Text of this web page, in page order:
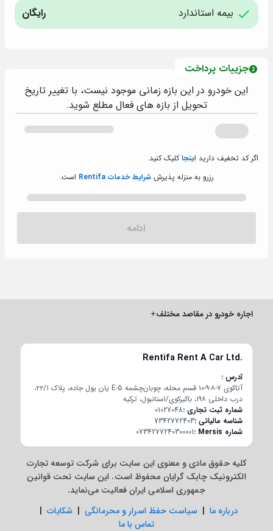
بیمه استاندارد رایگان
جزییات پرداخت
این خودرو در این بازه زمانی موجود نیست، با تغییر تاریخ
تحویل از بازه های فعال مطلع شوید.
اگر کد تخفیف دارید اینجاکلیک کنید.
رزرو به منزله پذیرششرایط خدمات Rentifa است.
ادامه
اجاره خودرو در مقاصد مختلف+
Rentifa Rent A Car Ltd.
آدرس
آتاکوی ۷-۸-۹-۱۰ قسم محله، چوبان‌چشمه E-5 یان یول جاده، پلاک ۲۲/۱،
درب داخلی ۱۹۸، باکیرکوی/استانبول، ترکیه
شماره ثبت تجاری01027048
شناسه مالیاتی7342772403
شماره Mersis
0734277240300001
کلیه حقوق مادی و معنوی این سایت برای شرکت توسعه تجارت
الکترونیک چابک گرایان محفوظ است. این سایت تحت قوانین
جمهوری اسلامی ایران فعالیت می‌نماید.
درباره ما | سیاست حفظ اسرار و محرمانگی | شکایات |
تماس با ما